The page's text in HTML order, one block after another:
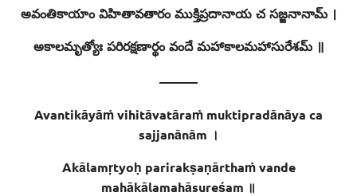
Sentence - 2
అవంతికాయాం విహితావతారం ముక్తిప్రదానాయ చ సజ్జనానామ్ ।
అకాలమృత్యోః పరిరక్షణార్థం వందే మహాకాలమహాసురేశమ్ ॥
———
Avantikāyāṁ vihitāvatāraṁ muktipradānāya ca
sajjanānām ।
Akālamṛtyoḥ parirakṣaṇārthaṁ vande
mahākālamahāsureśam ॥